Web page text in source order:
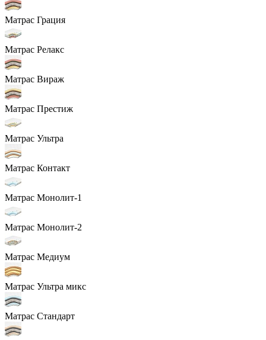
Матрас Грация
Матрас Релакс
Матрас Вираж
Матрас Престиж
Матрас Ультра
Матрас Контакт
Матрас Монолит-1
Матрас Монолит-2
Матрас Медиум
Матрас Ультра микс
Матрас Стандарт